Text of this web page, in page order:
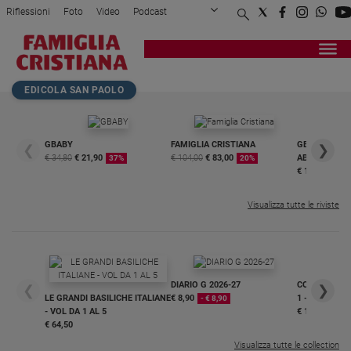
Attualità
Italia
Cronaca
Mondo
Economia
Interviste
Papa
Riflessioni Foto Video Podcast
Privacy Policy Chi siamo
Registrati Redazione
Home page>Attualità>Allontanare i bambini? L...
EDICOLA SAN PAOLO
❮
GBABY
€ 34,80 € 21,90 37%
FAMIGLIA CRISTIANA
€ 104,00 € 83,00 20%
GBABY
€ 16,99
❯
Visualizza tutte le riviste
❮
LE GRANDI BASILICHE ITALIANE
- VOL DA 1 AL 5
€ 64,50
DIARIO G 2026-27
€ 8,90
- € 8,90
COLLANA
1 - 2
€ 18,50
❯
Visualizza tutte le collection